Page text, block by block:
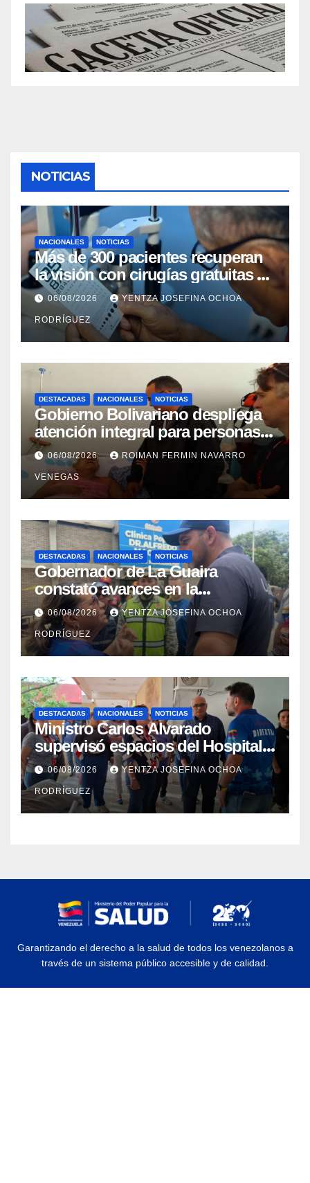
NOTICIAS
NACIONALES NOTICIAS
Más de 300 pacientes recuperan
la visión con cirugías gratuitas de
cataratas en Zulia
06/08/2026 YENTZA JOSEFINA OCHOA
RODRÍGUEZ
DESTACADAS NACIONALES NOTICIAS
Gobierno Bolivariano despliega
atención integral para personas
con discapacidad en
campamentos de La Guaira
06/08/2026 ROIMAN FERMIN NAVARRO
VENEGAS
DESTACADAS NACIONALES NOTICIAS
Gobernador de La Guaira
constató avances en la
rehabilitación del Hospitalito de
Catia la Mar
06/08/2026 YENTZA JOSEFINA OCHOA
RODRÍGUEZ
DESTACADAS NACIONALES NOTICIAS
Ministro Carlos Alvarado
supervisó espacios del Hospital
Dermatológico Dr. Martín Vegas
en La Guaira
06/08/2026 YENTZA JOSEFINA OCHOA
RODRÍGUEZ
Garantizando el derecho a la salud de todos los venezolanos a
través de un sistema público accesible y de calidad.